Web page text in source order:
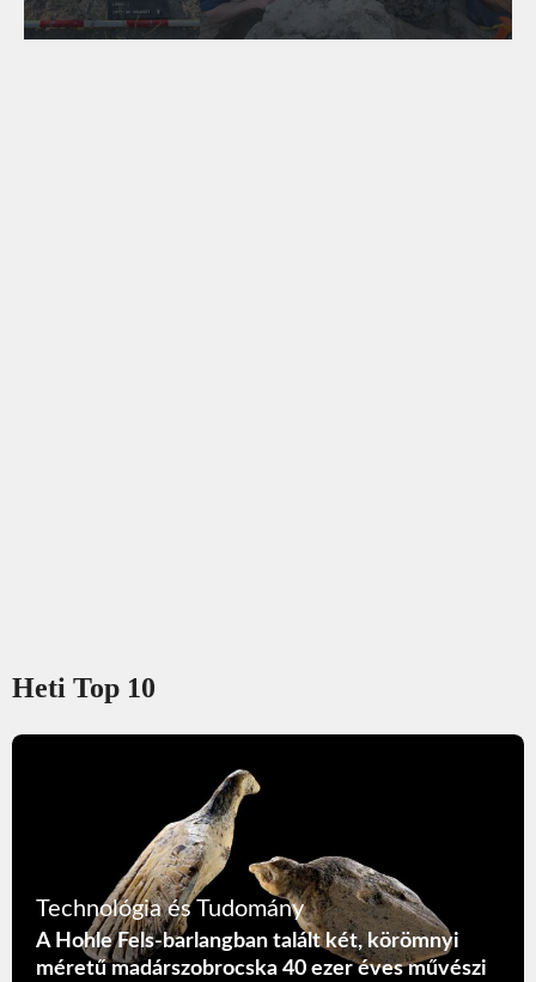
Heti Top 10
Technológia és Tudomány
A Hohle Fels-barlangban talált két, körömnyi
méretű madárszobrocska 40 ezer éves művészi